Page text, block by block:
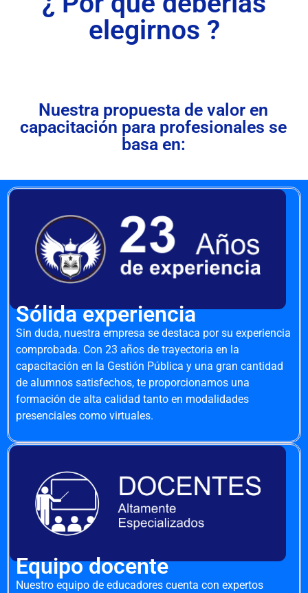
elegirnos ?
Nuestra propuesta de valor en
capacitación para profesionales se
basa en:
Sólida experiencia
Sin duda, nuestra empresa se destaca por su experiencia
comprobada. Con 23 años de trayectoria en la
capacitación en la Gestión Pública y una gran cantidad
de alumnos satisfechos, te proporcionamos una
formación de alta calidad tanto en modalidades
presenciales como virtuales.
Equipo docente
Nuestro equipo de educadores cuenta con expertos